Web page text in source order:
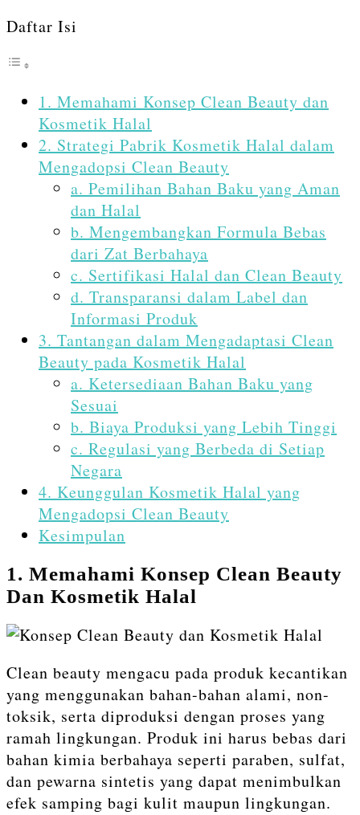
Daftar Isi
1. Memahami Konsep Clean Beauty dan
Kosmetik Halal
2. Strategi Pabrik Kosmetik Halal dalam
Mengadopsi Clean Beauty
a. Pemilihan Bahan Baku yang Aman
dan Halal
b. Mengembangkan Formula Bebas
dari Zat Berbahaya
c. Sertifikasi Halal dan Clean Beauty
d. Transparansi dalam Label dan
Informasi Produk
3. Tantangan dalam Mengadaptasi Clean
Beauty pada Kosmetik Halal
a. Ketersediaan Bahan Baku yang
Sesuai
b. Biaya Produksi yang Lebih Tinggi
c. Regulasi yang Berbeda di Setiap
Negara
4. Keunggulan Kosmetik Halal yang
Mengadopsi Clean Beauty
Kesimpulan
1. Memahami Konsep Clean Beauty
Dan Kosmetik Halal
Clean beauty mengacu pada produk kecantikan
yang menggunakan bahan-bahan alami, non-
toksik, serta diproduksi dengan proses yang
ramah lingkungan. Produk ini harus bebas dari
bahan kimia berbahaya seperti paraben, sulfat,
dan pewarna sintetis yang dapat menimbulkan
efek samping bagi kulit maupun lingkungan.